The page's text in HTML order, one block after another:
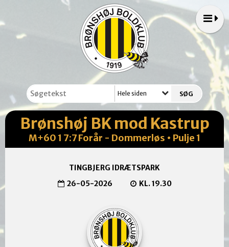
Hele siden
Brønshøj BK mod Kastrup
M+60 1 7:7 Forår - Dommerløs • Pulje 1
TINGBJERG IDRÆTSPARK
26-05-2026
KL. 19.30